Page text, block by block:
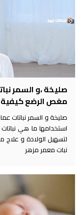
صليخة ،و السمر
مغص الرضع
صليخة و السمر نباتات
استخدامها ما هي
لتسهيل الولادة و
نبات معمر مزهر